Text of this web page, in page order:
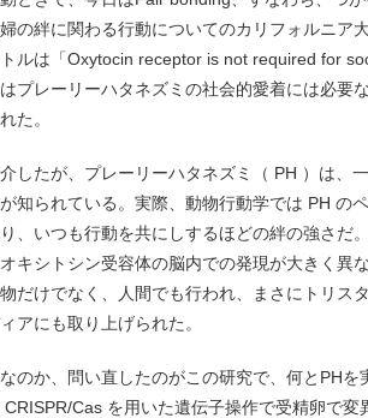
の絆に関わる行動についてのカリフォルニア
ルは「Oxytocin receptor is not required for
プレーリーハタネズミの社会的愛着には必要
た。
したが、プレーリーハタネズミ（ PH ）は、
知られている。実際、動物行動学では PH の
、いつも行動を共にしするほどの絆の強さだ
キシトシン受容体の脳内での発現が大きく異
だけでなく、人間でも行われ、まさにトリス
アにも取り上げられた。
のか、問い直したのがこの研究で、何とPH
CRISPR/Cas を用いた遺伝子操作で受精卵で